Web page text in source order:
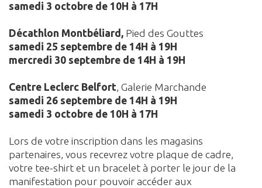
samedi 3 octobre de 10H à 17H
Décathlon Montbéliard, Pied des Gouttes
samedi 25 septembre de 14H à 19H
mercredi 30 septembre de 14H à 19H
Centre Leclerc Belfort, Galerie Marchande
samedi 26 septembre de 14H à 19H
samedi 3 octobre de 10H à 17H
Lors de votre inscription dans les magasins
partenaires, vous recevrez votre plaque de cadre,
votre tee-shirt et un bracelet à porter le jour de la
manifestation pour pouvoir accéder aux